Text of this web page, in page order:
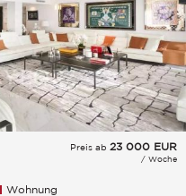
Preis ab 23 000 EUR
/ Woche
Wohnung